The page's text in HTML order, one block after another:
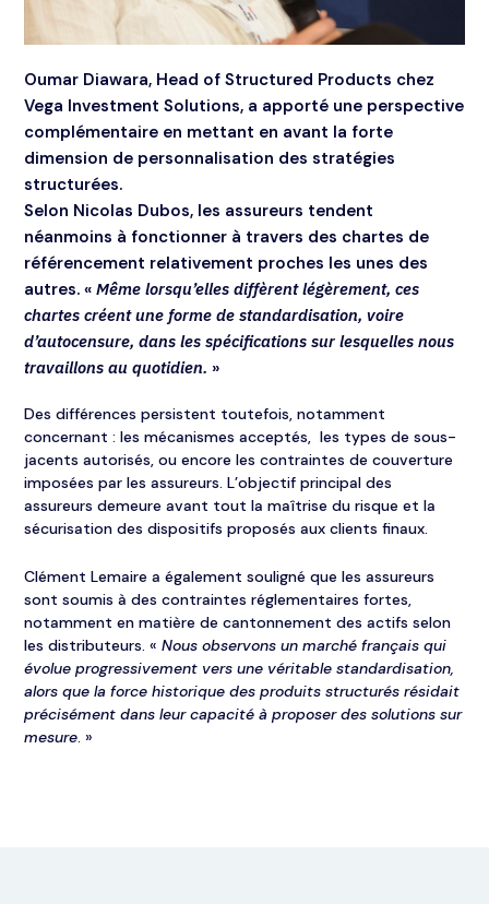
Oumar Diawara, Head of Structured Products chez
Vega Investment Solutions, a apporté une perspective
complémentaire en mettant en avant la forte
dimension de personnalisation des stratégies
structurées.
Selon Nicolas Dubos, les assureurs tendent
néanmoins à fonctionner à travers des chartes de
référencement relativement proches les unes des
autres. «Même lorsqu’elles diffèrent légèrement, ces
chartes créent une forme de standardisation, voire
d’autocensure, dans les spécifications sur lesquelles nous
travaillons au quotidien. »
Des différences persistent toutefois, notamment
concernant : les mécanismes acceptés, les types de sous-
jacents autorisés, ou encore les contraintes de couverture
imposées par les assureurs. L’objectif principal des
assureurs demeure avant tout la maîtrise du risque et la
sécurisation des dispositifs proposés aux clients finaux.
Clément Lemaire a également souligné que les assureurs
sont soumis à des contraintes réglementaires fortes,
notamment en matière de cantonnement des actifs selon
les distributeurs. «Nous observons un marché français qui
évolue progressivement vers une véritable standardisation,
alors que la force historique des produits structurés résidait
précisément dans leur capacité à proposer des solutions sur
mesure. »